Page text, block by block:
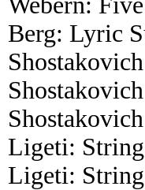
Berg: Lyric
Ligeti: String
Ligeti: